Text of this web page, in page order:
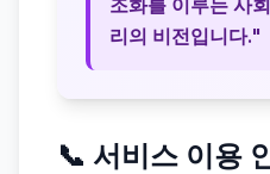
조화를 이루는 사
리의 비전입니다."
📞 서비스 이용